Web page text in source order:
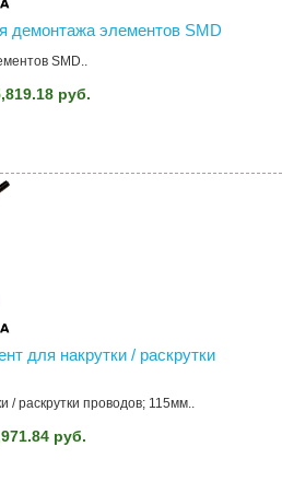
демонтажа элементов SMD
SMD..
руб.
для накрутки / раскрутки
/ раскрутки проводов; 115мм..
руб.